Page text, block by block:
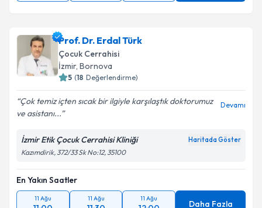
Prof. Dr. Erdal Türk
Çocuk Cerrahisi
İzmir, Bornova
5 (18 Değerlendirme)
Çok temiz içten sıcak bir ilgiyle karşılaştık doktorumuz
ve asistanı...
Devamı
İzmir Etik Çocuk Cerrahisi Kliniği Haritada Göster
Kazımdirik, 372/33 Sk No:12, 35100
En Yakın Saatler
11 Ağu 11 Ağu 11 Ağu
Daha Fazla